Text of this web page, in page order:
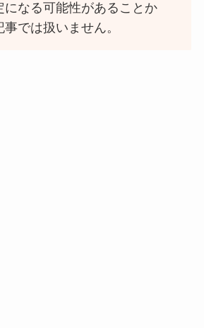
になる可能性があることか
事では扱いません。